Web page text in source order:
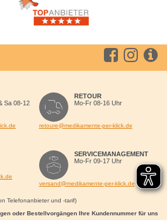
Sa 08-12
RETOUR
Mo-Fr 08-16 Uhr
retoure@medikamente-per-klick.de
SERVICEMANAGEMENT
Mo-Fr 09-17 Uhr
versand@medikamente-per-klick.de
Telefonanbieter und -tarif)
oder Bestellvorgängen Ihre Kundennummer für uns